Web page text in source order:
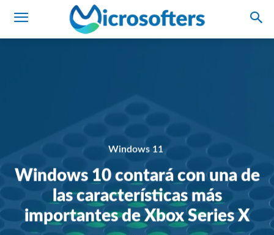
Windows 11
Windows 10 contará con una de
las características más
importantes de Xbox Series X